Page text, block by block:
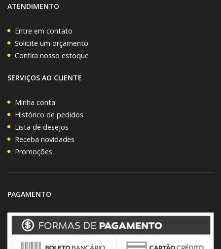
ATENDIMENTO
Entre em contato
Solicite um orçamento
Confira nosso estoque
SERVIÇOS AO CLIENTE
Minha conta
Histórico de pedidos
Lista de desejos
Receba novidades
Promoções
PAGAMENTO